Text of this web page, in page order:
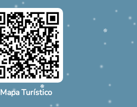
Mapa Turístico